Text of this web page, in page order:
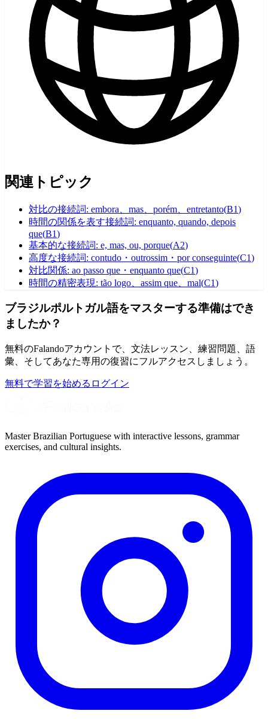
関連トピック
対比の接続詞: embora、mas、porém、entretanto(B1)
時間の関係を表す接続詞: enquanto, quando, depois
que(B1)
基本的な接続詞: e, mas, ou, porque(A2)
高度な接続詞: contudo・outrossim・por conseguinte(C1)
対比関係: ao passo que・enquanto que(C1)
時間の精密表現: tão logo、assim que、mal(C1)
ブラジルポルトガル語をマスターする準備はでき
ましたか？
無料のFalandoアカウントで、文法レッスン、練習問題、語
彙、そしてあなた専用の復習にフルアクセスしましょう。
無料で学習を始める ログイン
Master Brazilian Portuguese with interactive lessons, grammar
exercises, and cultural insights.